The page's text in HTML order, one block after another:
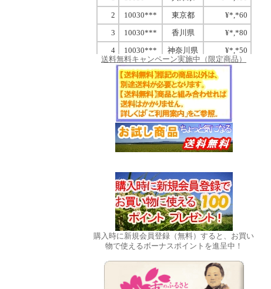
送料無料キャンペーン実施中（限定商品）
購入時に新規会員登録（無料）すると、お買い
物で使えるボーナスポイントを進呈中！